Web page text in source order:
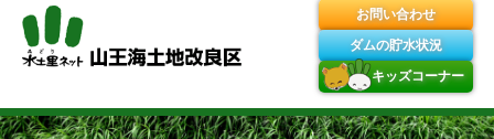
Skip
お問い合わせ
ダムの貯水状況
キッズコーナー